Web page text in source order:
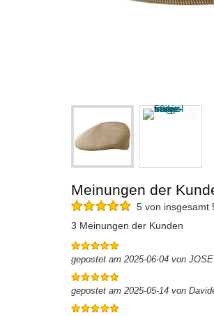
Meinungen der
5 von insgesamt
3 Meinungen der Kunden
gepostet am 2025-06-04 von JOSE
gepostet am 2025-05-14 von